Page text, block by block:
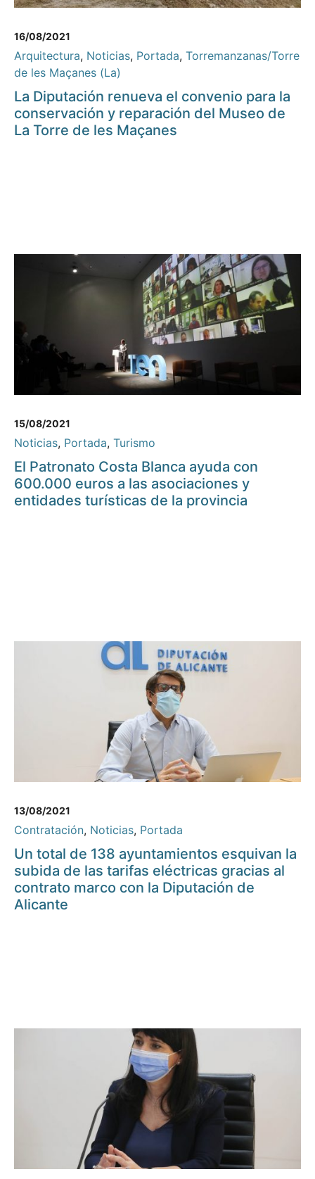
16/08/2021
Arquitectura, Noticias, Portada, Torremanzanas/Torre
de les Maçanes (La)
La Diputación renueva el convenio para la
conservación y reparación del Museo de
La Torre de les Maçanes
15/08/2021
Noticias, Portada, Turismo
El Patronato Costa Blanca ayuda con
600.000 euros a las asociaciones y
entidades turísticas de la provincia
13/08/2021
Contratación, Noticias, Portada
Un total de 138 ayuntamientos esquivan la
subida de las tarifas eléctricas gracias al
contrato marco con la Diputación de
Alicante